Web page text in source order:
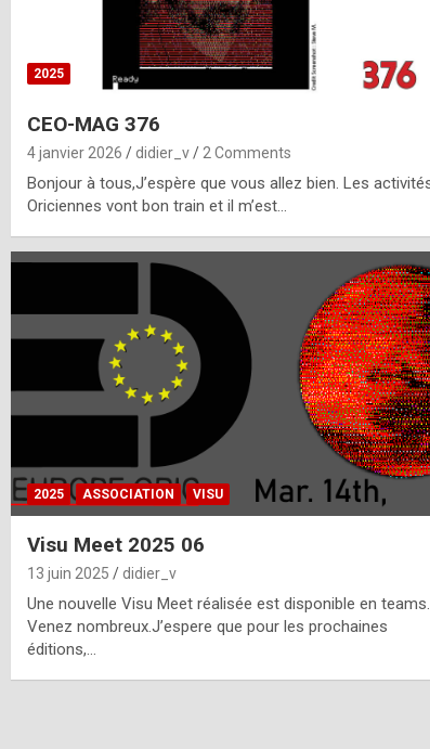
2025
CEO-MAG 376
4 janvier 2026 didier_v 2 Comments
Bonjour à tous,J’espère que vous allez bien. Les
Oriciennes vont bon train et il m’est…
2025 ASSOCIATION VISU
Visu Meet 2025 06
13 juin 2025 didier_v
Une nouvelle Visu Meet réalisée est disponible en teams.
Venez nombreux.J’espere que pour les prochaines
éditions,…